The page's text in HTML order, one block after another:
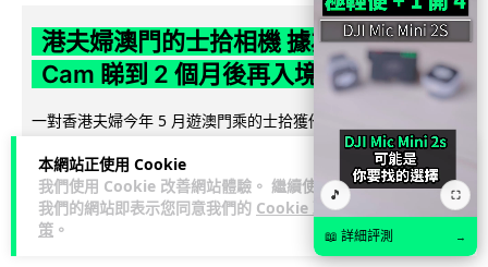
本網站正使用 Cookie
我們使用 Cookie 改善網站體驗。 繼續使用
我們的網站即表示您同意我們的 Cookie 政
策 。
港夫婦澳門的士拾相機 據為己有被的士
Cam 睇到 2 個月後再入境被捕
一對香港夫婦今年 5 月遊澳門乘的士拾獲他人遺留相機及電
池，拾遺不報並帶返香港自用。兩人本月 2 日經港珠澳大橋再
次入境澳門時，被治安警察局...
539 75 ↗ 分享
🎵 ⛶
📖 詳細評測 →